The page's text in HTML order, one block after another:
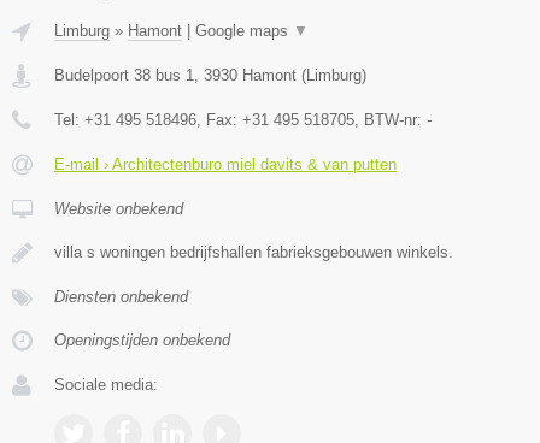
Limburg » Hamont | Google maps ▼
Budelpoort 38 bus 1 3930 Hamont (Limburg)
Tel: +31 495 518496 , Fax: +31 495 518705 , BTW-nr: -
E-mail › Architectenburo miel davits & van putten
Website onbekend
villa s woningen bedrijfshallen fabrieksgebouwen winkels.
Diensten onbekend
Openingstijden onbekend
Sociale media: